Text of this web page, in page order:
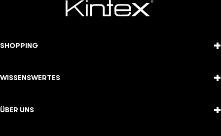
SHOPPING +
WISSENSWERTES +
ÜBER UNS +